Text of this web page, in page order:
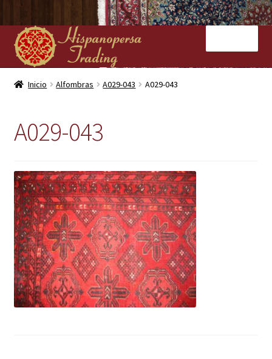
Ir
a
la
navegación
Ir
al
contenido
Inicio
Kilims
Contacto
Inicio Alfombras A029-043 A029-043
A029-043